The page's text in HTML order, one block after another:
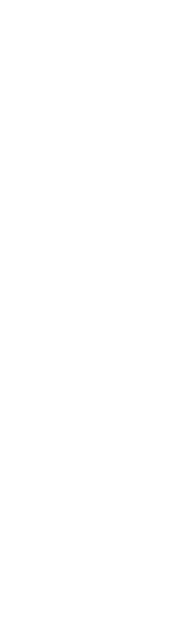
Välj de filer/
markerat
Tryck på Starta
stund beroende